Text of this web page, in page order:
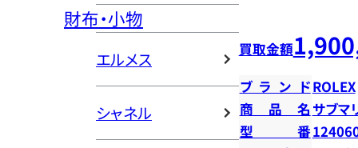
財布・小物
エルメス
シャネル
買取金額
ブランドROLEX
商品名 サブマ
型番